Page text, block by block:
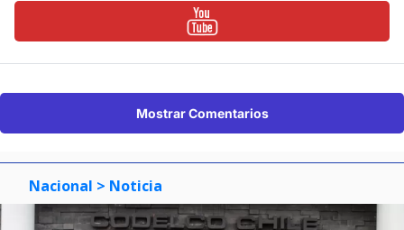
Mostrar Comentarios
Nacional > Noticia